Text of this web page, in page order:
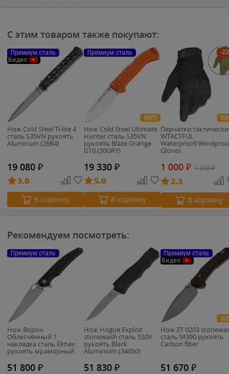
С этим товаром также покупают:
Премиум сталь
Видео
Нож Cold Steel Ti-lite 4
сталь S35VN рукоять
Aluminum (26B4)
19 080 ₽
3.0
В корзину
Премиум сталь
ХИТ!
Нож Cold Steel Ultimate
Hunter сталь S35VN
рукоять Blaze Orange
G10 (30URY)
19 330 ₽
5.0
В корзину
-
Перчатки
WTACTFUL
Waterproof/
Gloves
1 000 ₽ 1 290₽
2.3
В корзину
Рекомендуем посмотреть:
Премиум сталь
Нож Ворон
Облегчённый 1
накладка сталь Elmax
рукоять мраморный
карбон/титан бронза
(Чебурков А.И.)
51 800 ₽
Нож Hogue Exploit
stonewash сталь S30V
рукоять Black
Aluminium (34050)
51 830 ₽
Премиум сталь
Видео
Нож ZT 0203
сталь M390 рукоять
Carbon fiber
51 670 ₽